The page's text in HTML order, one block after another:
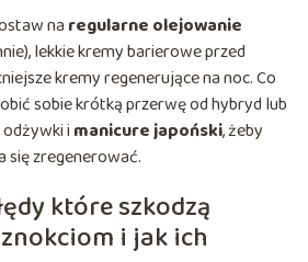
na regularne olejowanie
lekkie kremy barierowe przed
kremy regenerujące na noc. Co
sobie krótką przerwę od hybryd lub
i manicure japoński, żeby
się zregenerować.
które szkodzą
i jak ich